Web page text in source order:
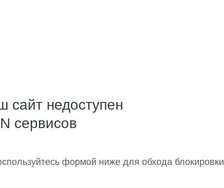
сайт недоступен
сервисов
формой ниже для обхода блокировки